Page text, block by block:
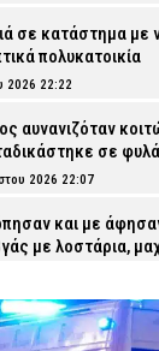
σε κατάστημα με
πολυκατοικία
2026 22:22
αυνανιζόταν
σε
2026 22:07
και με
με λοστάρια,
Αθήνα: Τι